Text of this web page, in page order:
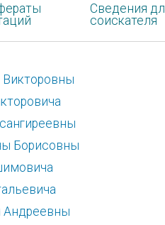
Сведения
соискателя
Викторовны
Борисовны
Андреевны